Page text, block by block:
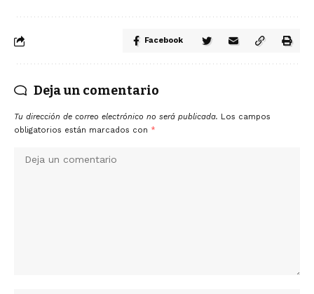
Facebook
Deja un comentario
Tu dirección de correo electrónico no será publicada. Los campos
obligatorios están marcados con *